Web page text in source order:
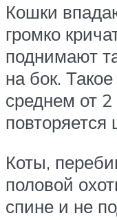
Кошки
громко
поднимают
на бок.
среднем от
повторяется
Коты,
половой
спине и не